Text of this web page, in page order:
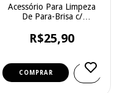
Acessório Para Limpeza
De Para-Brisa c/
R$25,90